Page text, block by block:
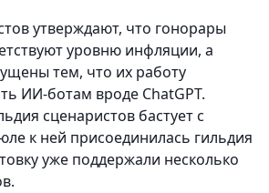
утверждают, что гонорары
уровню инфляции, а
тем, что их работу
ИИ-ботам вроде ChatGPT.
сценаристов бастует с
к ней присоединилась гильдия
уже поддержали несколько